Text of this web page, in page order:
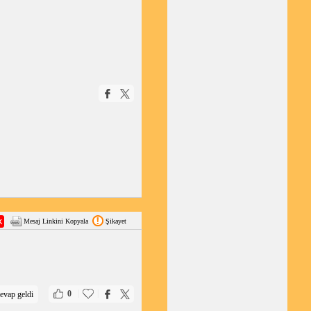
Mesaj Linkini Kopyala Şikayet
0
geldi